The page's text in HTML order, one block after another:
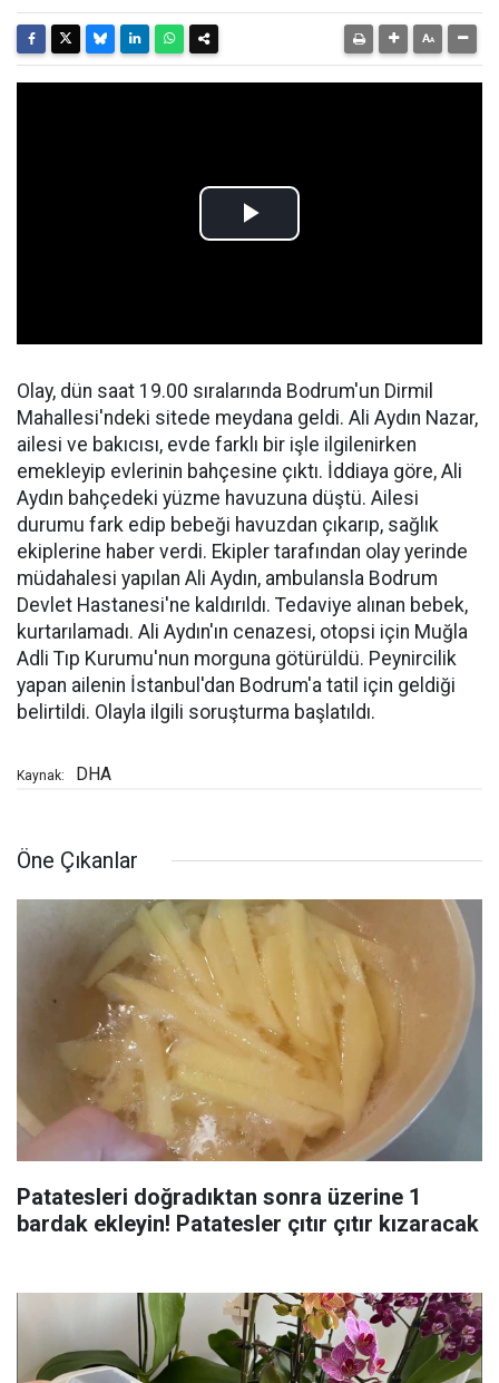
Olay, dün saat 19.00 sıralarında Bodrum'un Dirmil
Mahallesi'ndeki sitede meydana geldi. Ali Aydın Nazar,
ailesi ve bakıcısı, evde farklı bir işle ilgilenirken
emekleyip evlerinin bahçesine çıktı. İddiaya göre, Ali
Aydın bahçedeki yüzme havuzuna düştü. Ailesi
durumu fark edip bebeği havuzdan çıkarıp, sağlık
ekiplerine haber verdi. Ekipler tarafından olay yerinde
müdahalesi yapılan Ali Aydın, ambulansla Bodrum
Devlet Hastanesi'ne kaldırıldı. Tedaviye alınan bebek,
kurtarılamadı. Ali Aydın'ın cenazesi, otopsi için Muğla
Adli Tıp Kurumu'nun morguna götürüldü. Peynircilik
yapan ailenin İstanbul'dan Bodrum'a tatil için geldiği
belirtildi. Olayla ilgili soruşturma başlatıldı.
Kaynak: DHA
Öne Çıkanlar
Patatesleri doğradıktan sonra üzerine 1
bardak ekleyin! Patatesler çıtır çıtır kızaracak